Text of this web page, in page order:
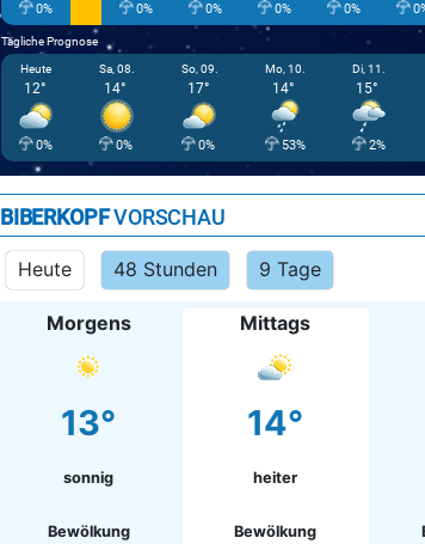
0% 0% 0% 0% 0%
Tägliche Prognose
Heute
12°
0%
Sa, 08.
14°
0%
So, 09.
17°
0%
Mo, 10.
14°
53%
Di, 11.
15°
2%
BIBERKOPFVORSCHAU
Heute 48 Stunden 9 Tage
Morgens
13°
sonnig
Bewölkung
Mittags
14°
heiter
Bewölkung